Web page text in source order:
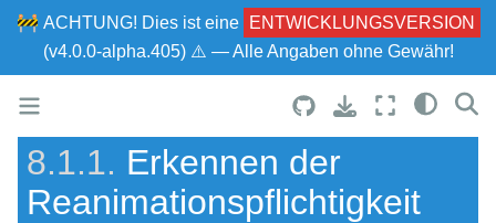
🚧 ACHTUNG! Dies ist eine
ENTWICKLUNGSVERSION
(v4.0.0-alpha.405) ⚠ — Alle Angaben ohne Gewähr!
8.1.1. Erkennen der
Reanimationspflichtigkeit